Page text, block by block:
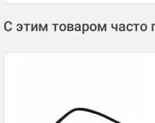
С этим товаром часто